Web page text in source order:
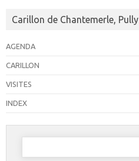
Carillon de Chantemerle, Pully
AGENDA
CARILLON
VISITES
INDEX
Rechercher :